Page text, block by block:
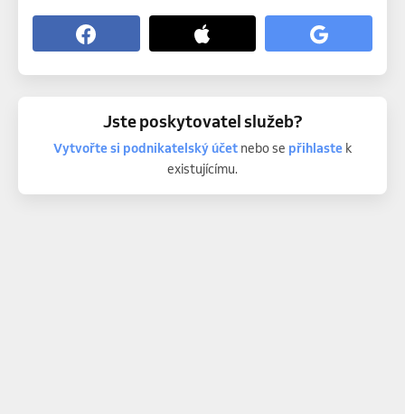
Jste poskytovatel služeb?
Vytvořte si podnikatelský účetnebo se přihlastek
existujícímu.